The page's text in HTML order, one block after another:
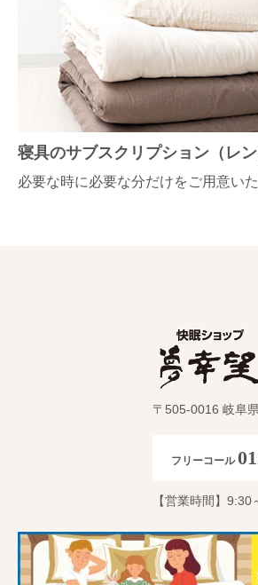
寝具のサブスクリプション（レン
必要な時に必要な分だけをご用意いた
〒505-0016 岐阜
フリーコール
【営業時間】9:30